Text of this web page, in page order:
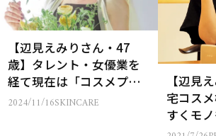
【辺見えみりさん・47
歳】タレント・女優業を
経て現在は「コスメプロ
デューサー」に…理由を
2024/11/16SKINCARE
【辺見
宅コス
すくモ
い。 外